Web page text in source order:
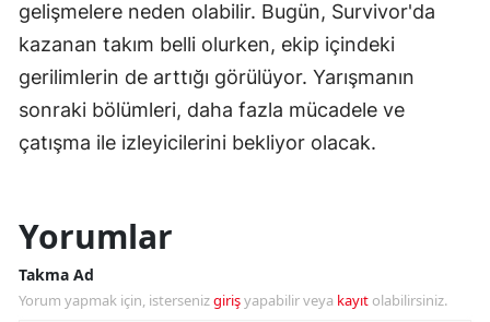
gelişmelere neden olabilir. Bugün, Survivor'da
kazanan takım belli olurken, ekip içindeki
gerilimlerin de arttığı görülüyor. Yarışmanın
sonraki bölümleri, daha fazla mücadele ve
çatışma ile izleyicilerini bekliyor olacak.
Yorumlar
Takma Ad
Yorum yapmak için, istersenizgirişyapabilir veya kayıt olabilirsiniz.